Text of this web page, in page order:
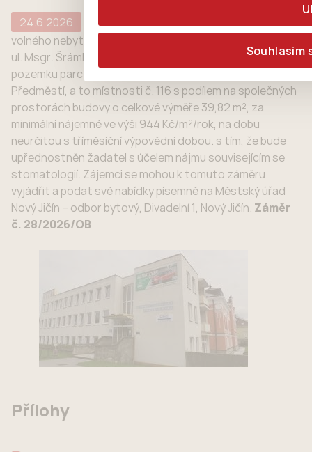
Souhlasím
24.6.2026
volného nebytového prostoru v 1. NP budovy č. p. 1028 na
ul. Msgr. Šrámka 11 v Novém Jičíně, jež je součástí
pozemku parc. č. st. 353 v k. ú. Nový Jičín-Dolní
Předměstí, a to místnosti č. 116 s podílem na společných
prostorách budovy o celkové výměře 39,82 m², za
minimální nájemné ve výši 944 Kč/m²/rok, na dobu
neurčitou s tříměsíční výpovědní dobou. s tím, že bude
upřednostněn žadatel s účelem nájmu souvisejícím se
stomatologií. Zájemci se mohou k tomuto záměru
vyjádřit a podat své nabídky písemně na Městský úřad
Nový Jičín – odbor bytový, Divadelní 1, Nový Jičín. Záměr
č. 28/2026/OB
Přílohy